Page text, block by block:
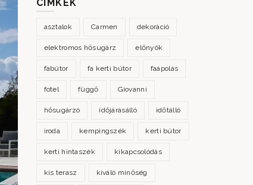
CÍMKÉK
asztalok Carmen dekoráció
elektromos hősugárz előnyök
fabútor fa kerti bútor faápolás
fotel függő Giovanni
hősugárzó időjárásálló időtálló
iroda kempingszék kerti bútor
kerti hintaszék kikapcsolódás
kis terasz kiváló minőség